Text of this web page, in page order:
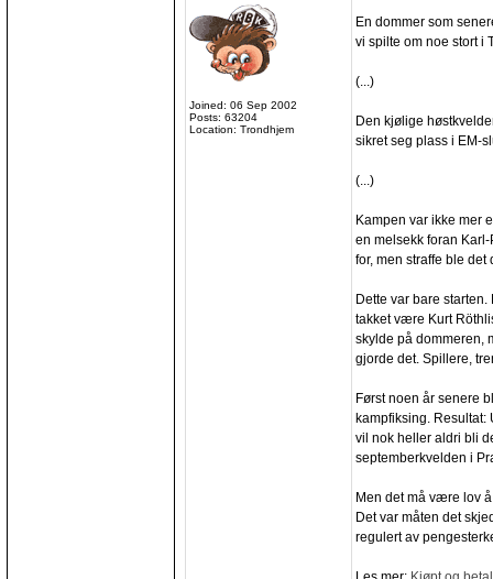
Joined: 06 Sep 2002
Posts: 63204
Location: Trondhjem
En dommer som
vi spilte om noe stort i
(...)
Den kjølige
sikret seg plass i EM-
(...)
Kampen var ikke mer
en melsekk foran
for, men straffe ble
Dette var bare
takket være Kurt
skylde på dommeren,
gjorde det. Spillere,
Først noen år senere
kampfiksing. Resultat:
vil nok heller aldri bli
septemberkvelden i
Men det må være lov
Det var måten det
regulert av